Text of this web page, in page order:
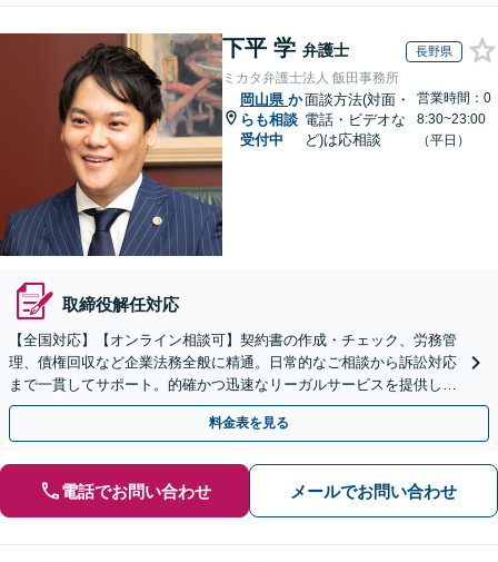
下平 学 弁護士 長野県
ミカタ弁護士法人 飯田事務所
岡山県 か
らも相談
受付中
面談方法(対面・
電話・ビデオな
ど)は応相談
営業時間：0
8:30~23:00
（平日）
取締役解任対応
【全国対応】【オンライン相談可】契約書の作成・チェック、労務管
理、債権回収など企業法務全般に精通。日常的なご相談から訴訟対応
まで一貫してサポート。的確かつ迅速なリーガルサービスを提供しま
す。【初回相談無料】【休日・夜間相談可】
料金表を見る
電話でお問い合わせ メールでお問い合わせ